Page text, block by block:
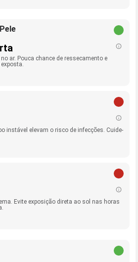
ar. Pouca chance de ressecamento e
instável elevam o risco de infecções. Cuide-
Evite exposição direta ao sol nas horas